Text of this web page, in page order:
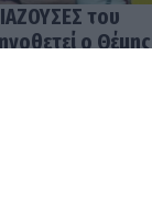
του
ο Θέμης